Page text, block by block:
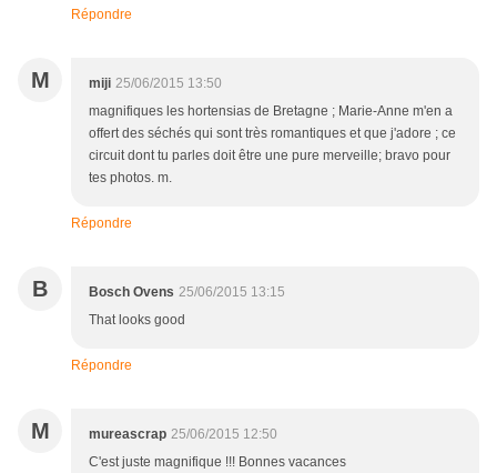
Répondre
M miji 25/06/2015 13:50
magnifiques les hortensias de Bretagne ; Marie-Anne m'en a
offert des séchés qui sont très romantiques et que j'adore ; ce
circuit dont tu parles doit être une pure merveille; bravo pour
tes photos. m.
Répondre
B Bosch Ovens 25/06/2015 13:15
That looks good
Répondre
M mureascrap 25/06/2015 12:50
C'est juste magnifique !!! Bonnes vacances